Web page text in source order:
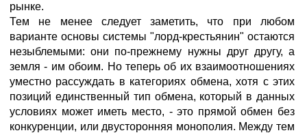
рынке.
Тем не менее следует заметить, что при любом
варианте основы системы "лорд-крестьянин" остаются
незыблемыми: они по-прежнему нужны друг другу, а
земля - им обоим. Но теперь об их взаимоотношениях
уместно рассуждать в категориях обмена, хотя с этих
позиций единственный тип обмена, который в данных
условиях может иметь место, - это прямой обмен без
конкуренции, или двусторонняя монополия. Между тем